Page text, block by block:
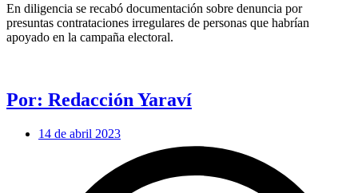
En diligencia se recabó documentación sobre denuncia por
presuntas contrataciones irregulares de personas que habrían
apoyado en la campaña electoral.
Por: Redacción Yaraví
14 de abril 2023